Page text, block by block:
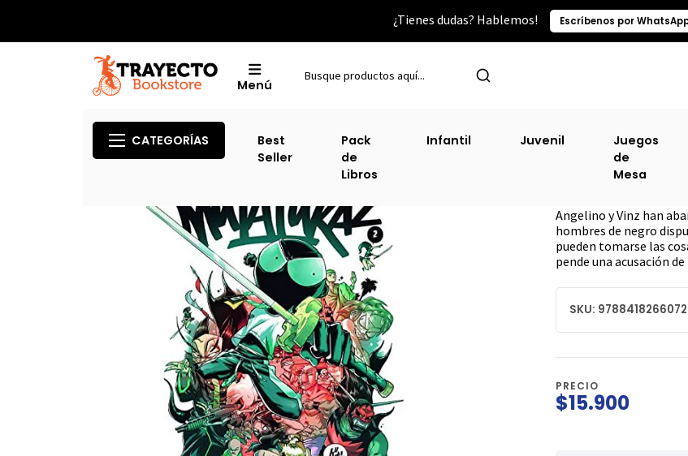
¿Tienes dudas? Hablemos! Escríbenos por
Menú
CATEGORÍAS
Best
Seller
Pack
de
Libros
Infantil Juvenil
Juegos
de
Mesa
Mutafukaz #2
Angelino y Vinz han
hombres de negro
pueden tomarse las
pende una acusación
SKU: 9788418266072
PRECIO
$15.900